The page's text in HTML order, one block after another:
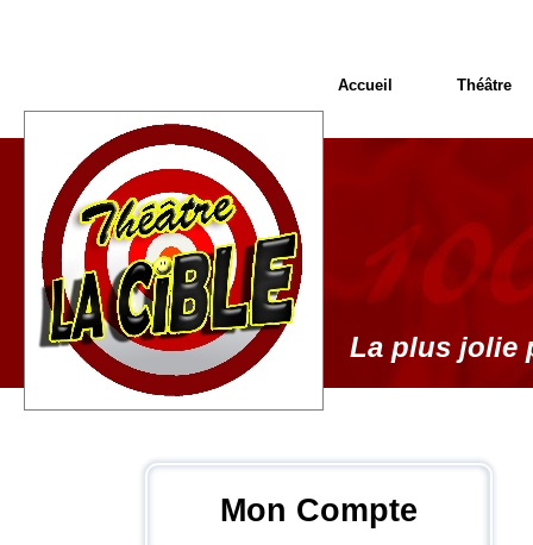
Mon Compte
La plus jolie
Accueil Théâtre